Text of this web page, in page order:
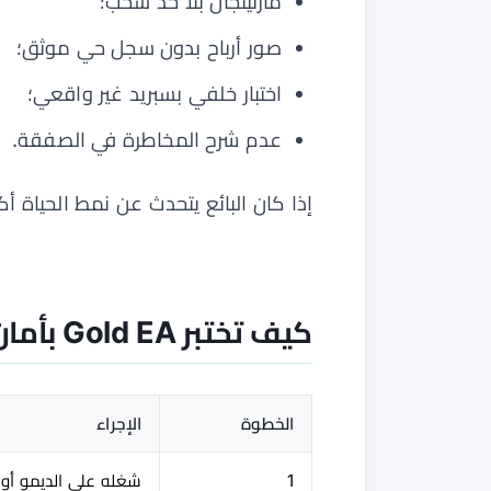
صور أرباح بدون سجل حي موثق؛
اختبار خلفي بسبريد غير واقعي؛
عدم شرح المخاطرة في الصفقة.
إذا كان البائع يتحدث عن نمط الحياة
كيف تختبر Gold EA بأمان؟
الخطوة الإجراء
1 شغله على الديمو